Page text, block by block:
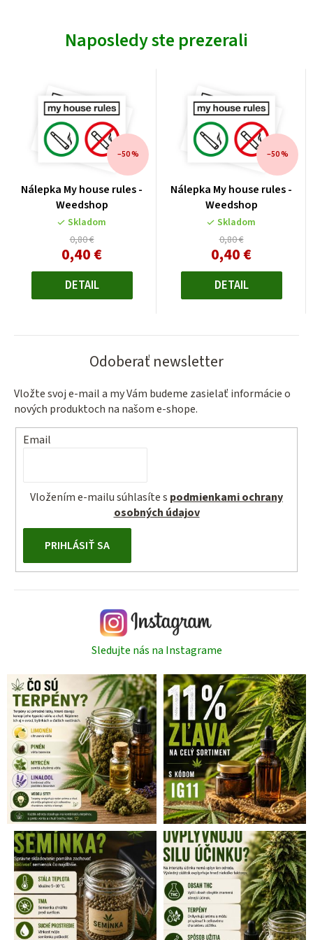
Naposledy ste prezerali
Nálepka My house rules -
Weedshop
Skladom
0,80 €
–50 %
0,40 €
DETAIL
Nálepka My house rules -
Weedshop
Skladom
0,80 €
–50 %
0,40 €
DETAIL
Odoberať newsletter
Vložte svoj e-mail a my Vám budeme zasielať informácie o
nových produktoch na našom e-shope.
Email
Vložením e-mailu súhlasíte s podmienkami ochrany
osobných údajov
PRIHLÁSIŤ SA
Sledujte nás na Instagrame